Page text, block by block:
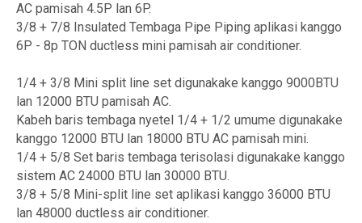
AC pamisah 4.5P lan 6P.
3/8 + 7/8 Insulated Tembaga Pipe Piping aplikasi kanggo
6P - 8p TON ductless mini pamisah air conditioner.
1/4 + 3/8 Mini split line set digunakake kanggo 9000BTU
lan 12000 BTU pamisah AC.
Kabeh baris tembaga nyetel 1/4 + 1/2 umume digunakake
kanggo 12000 BTU lan 18000 BTU AC pamisah mini.
1/4 + 5/8 Set baris tembaga terisolasi digunakake kanggo
sistem AC 24000 BTU lan 30000 BTU.
3/8 + 5/8 Mini-split line set aplikasi kanggo 36000 BTU
lan 48000 ductless air conditioner.